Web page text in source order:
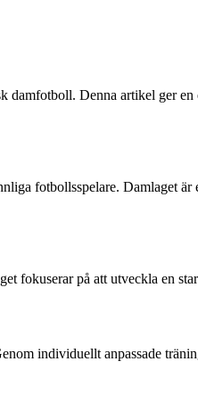
Denna artikel ger en
fotbollsspelare. Damlaget
fokuserar på att utveckla en
individuellt anpassade